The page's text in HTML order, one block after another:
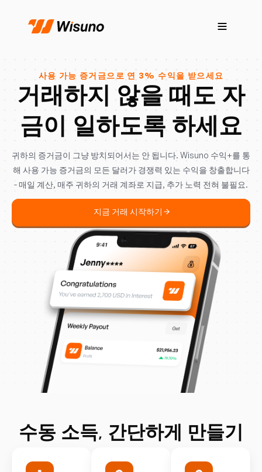
사용 가능 증거금으로 연 3% 수익을 받으세요
거래하지 않을 때도 자
금이 일하도록 하세요
귀하의 증거금이 그냥 방치되어서는 안 됩니다. Wisuno 수익+를 통
해 사용 가능 증거금의 모든 달러가 경쟁력 있는 수익을 창출합니다
- 매일 계산, 매주 귀하의 거래 계좌로 지급, 추가 노력 전혀 불필요.
지금 거래 시작하기
수동 소득, 간단하게 만들기